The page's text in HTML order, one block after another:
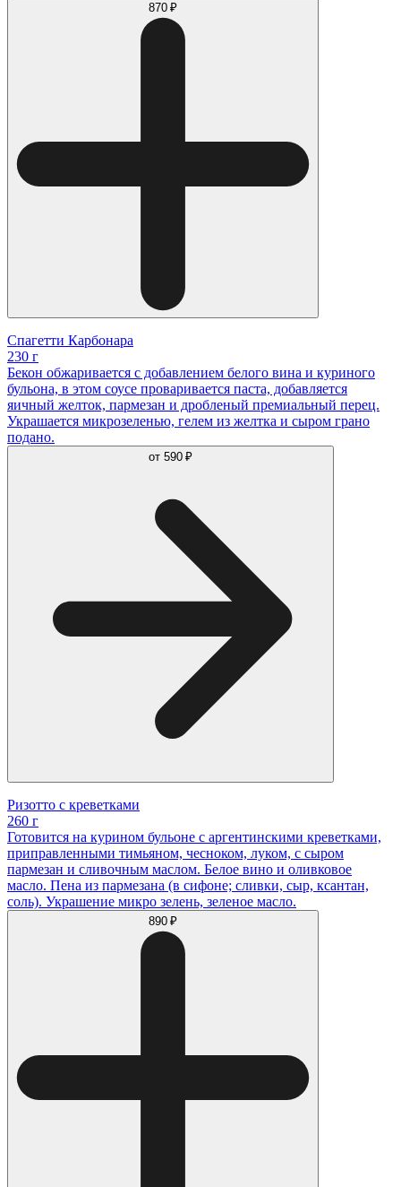
870 ₽
Спагетти Карбонара
230 г
Бекон обжаривается с добавлением белого вина и куриного
бульона, в этом соусе проваривается паста, добавляется
яичный желток, пармезан и дробленый премиальный перец.
Украшается микрозеленью, гелем из желтка и сыром грано
подано.
от 590 ₽
Ризотто с креветками
260 г
Готовится на курином бульоне с аргентинскими креветками,
приправленными тимьяном, чесноком, луком, с сыром
пармезан и сливочным маслом. Белое вино и оливковое
масло. Пена из пармезана (в сифоне; сливки, сыр, ксантан,
соль). Украшение микро зелень, зеленое масло.
890 ₽